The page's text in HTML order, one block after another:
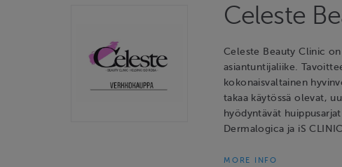
Celeste
Celeste Beauty Clinic
asiantuntijaliike.
kokonaisvaltainen
takaa käytössä olevat,
hyödyntävät
Dermalogica ja iS
MORE INFO